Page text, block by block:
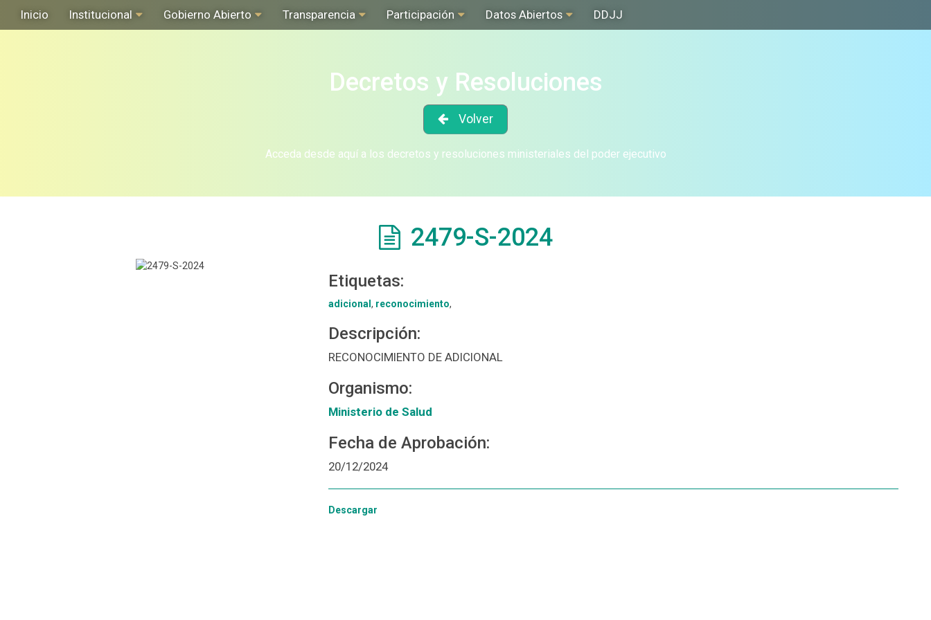
Inicio Institucional Gobierno Abierto Transparencia Participación Datos Abiertos DDJJ
Decretos y Resoluciones
Volver
Acceda desde aquí a los decretos y resoluciones ministeriales del poder ejecutivo
2479-S-2024
Etiquetas:
adicional , reconocimiento,
Descripción:
RECONOCIMIENTO DE ADICIONAL
Organismo:
Ministerio de Salud
Fecha de Aprobación:
20/12/2024
Descargar